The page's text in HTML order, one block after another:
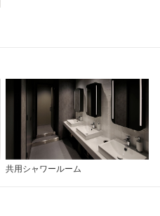
共用シャワールーム